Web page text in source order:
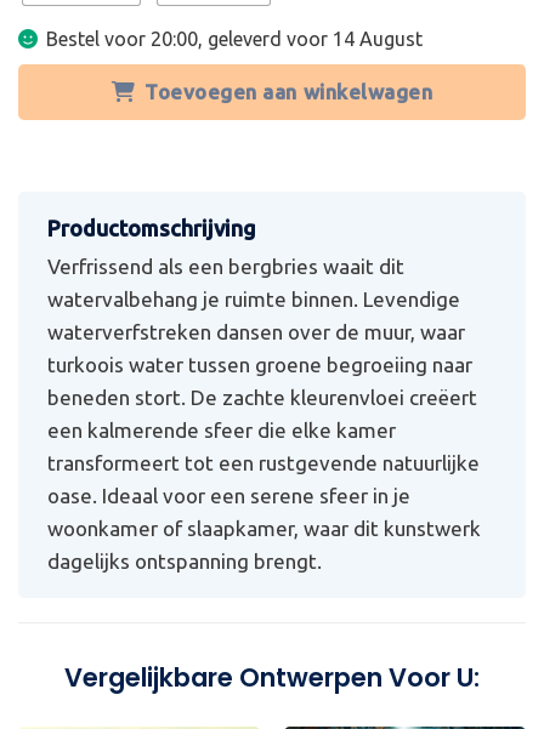
Bestel voor 20:00, geleverd voor 14 August
Toevoegen aan winkelwagen
Verfrissend als een bergbries waait dit
watervalbehang je ruimte binnen. Levendige
waterverfstreken dansen over de muur, waar
turkoois water tussen groene begroeiing naar
beneden stort. De zachte kleurenvloei creëert
een kalmerende sfeer die elke kamer
transformeert tot een rustgevende natuurlijke
oase. Ideaal voor een serene sfeer in je
woonkamer of slaapkamer, waar dit kunstwerk
dagelijks ontspanning brengt.
Vergelijkbare Ontwerpen Voor U: